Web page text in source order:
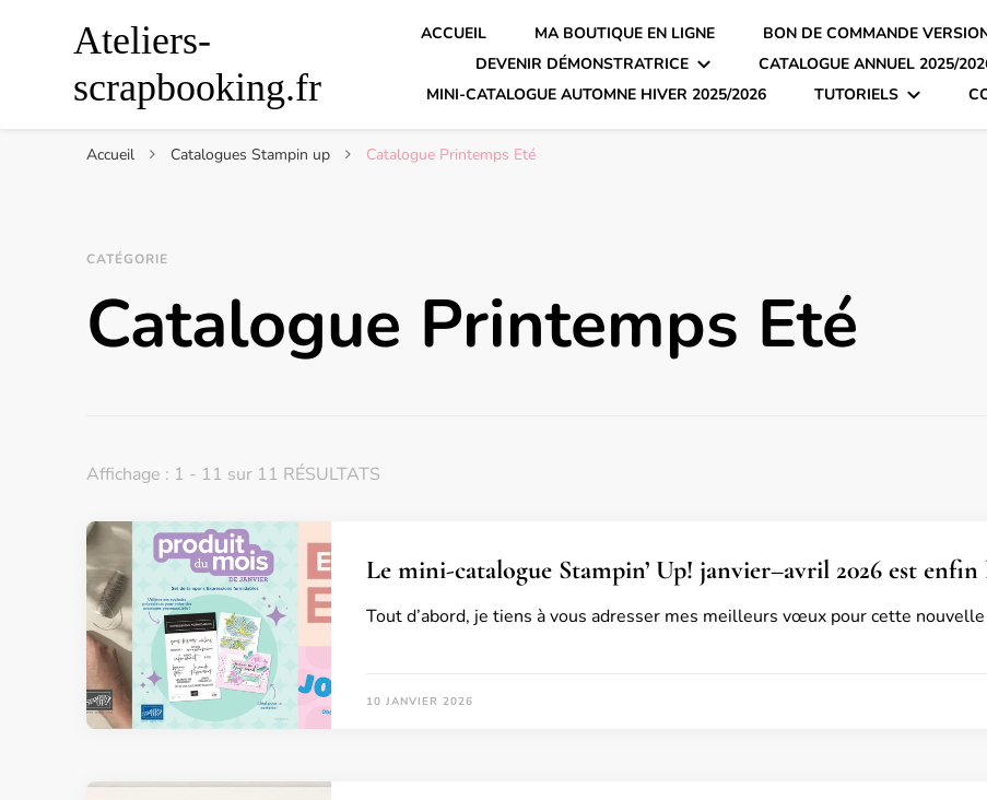
Ateliers-
scrapbooking.fr
ACCUEIL MA BOUTIQUE EN LIGNE
BON DE COMMANDE
DEVENIR DÉMONSTRATRICE
CATALOGUE ANNUEL 2025/
MINI-CATALOGUE AUTOMNE HIVER 2025/2026
TUTORIELS
Accueil Catalogues Stampin up Catalogue Printemps Eté
CATÉGORIE
Catalogue Printemps Eté
Affichage : 1 - 11 sur 11 RÉSULTATS
Le mini-catalogue Stampin’ Up! janvier–avril 2026 est enfin
Tout d’abord, je tiens à vous adresser mes meilleurs vœux pour cette
10 JANVIER 2026